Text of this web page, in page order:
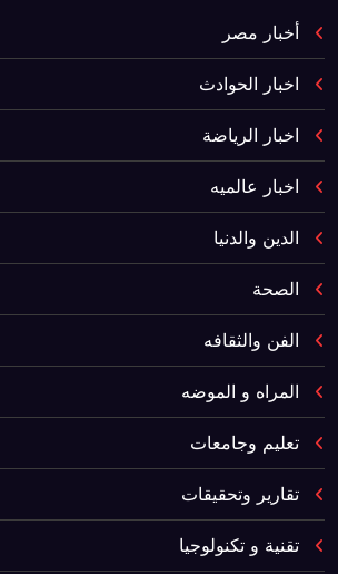
أخبار مصر
اخبار الحوادث
اخبار الرياضة
اخبار عالميه
الدين والدنيا
الصحة
الفن والثقافه
المراه و الموضه
تعليم وجامعات
تقارير وتحقيقات
تقنية و تكنولوجيا